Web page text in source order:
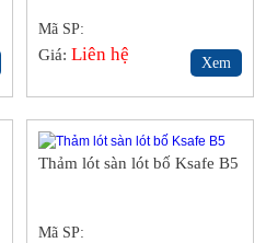
Mã SP:
Giá:Liên hệ Xem
Thảm lót sàn lót bố Ksafe B5
Mã SP: